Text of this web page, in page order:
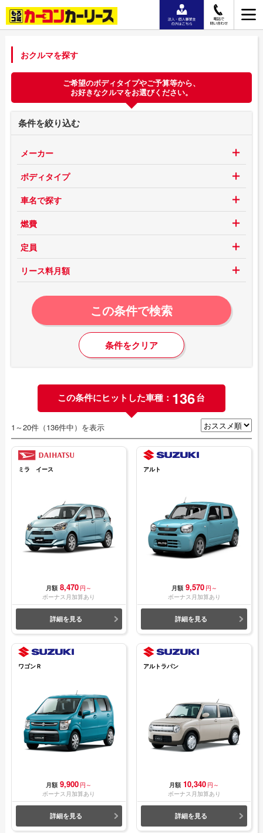
おクルマを探す
ご希望のボディタイプやご予算等から、
お好きなクルマをお選びください。
条件を絞り込む
メーカー
ボディタイプ
車名で探す
燃費
定員
リース料月額
この条件で検索
条件をクリア
この条件にヒットした車種： 136台
1～20件（136件中）を表示
ミラ イース
月額 8,470 円～
ボーナス月加算あり
詳細を見る
アルト
月額 9,570 円～
ボーナス月加算あり
詳細を見る
ワゴンＲ
月額 9,900 円～
ボーナス月加算あり
詳細を見る
アルトラパン
月額 10,340 円～
ボーナス月加算あり
詳細を見る